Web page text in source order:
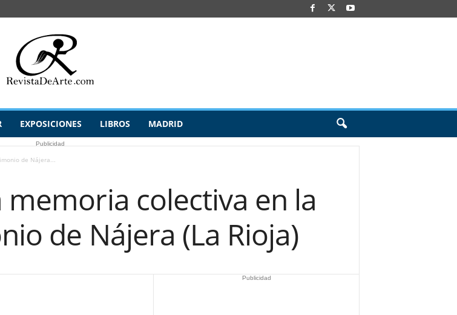
EXPOSICIONES LIBROS MADRID
Publicidad
de Nájera...
colectiva en la
de Nájera (La Rioja)
Publicidad